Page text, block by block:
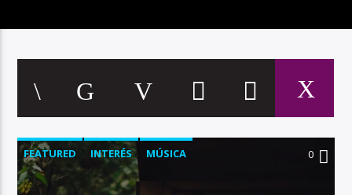
FEATURED INTERÉS MÚSICA 0